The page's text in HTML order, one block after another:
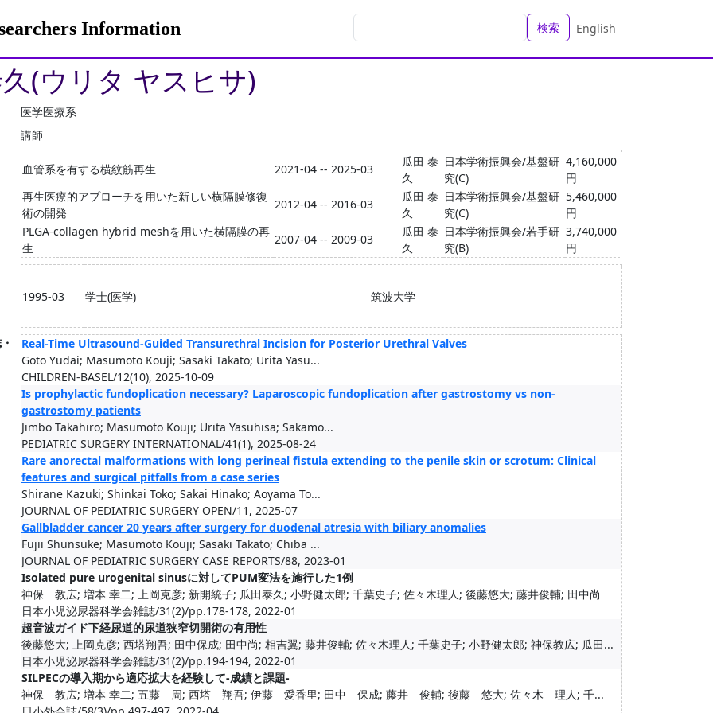
Information 検索 English
(ウリタ ヤスヒサ)
医学医療系
講師
血管系を有する横紋筋再生 2021-04 -- 2025-03
瓜田 泰
久
日本学術振興会/基盤研
究(C)
4,160,000
円
再生医療的アプローチを用いた新しい横隔膜修復
術の開発
2012-04 -- 2016-03
瓜田 泰
久
日本学術振興会/基盤研
究(C)
5,460,000
円
PLGA-collagen hybrid meshを用いた横隔膜の再
生
2007-04 -- 2009-03
瓜田 泰
久
日本学術振興会/若手研
究(B)
3,740,000
円
1995-03
学士(医学) 筑波大学
Real-Time Ultrasound-Guided Transurethral Incision for Posterior Urethral Valves
Goto Yudai; Masumoto Kouji; Sasaki Takato; Urita Yasu...
CHILDREN-BASEL/12(10), 2025-10-09
Is prophylactic fundoplication necessary? Laparoscopic fundoplication after gastrostomy vs non-
gastrostomy patients
Jimbo Takahiro; Masumoto Kouji; Urita Yasuhisa; Sakamo...
PEDIATRIC SURGERY INTERNATIONAL/41(1), 2025-08-24
Rare anorectal malformations with long perineal fistula extending to the penile skin or scrotum: Clinical
features and surgical pitfalls from a case series
Shirane Kazuki; Shinkai Toko; Sakai Hinako; Aoyama To...
JOURNAL OF PEDIATRIC SURGERY OPEN/11, 2025-07
Gallbladder cancer 20 years after surgery for duodenal atresia with biliary anomalies
Fujii Shunsuke; Masumoto Kouji; Sasaki Takato; Chiba ...
JOURNAL OF PEDIATRIC SURGERY CASE REPORTS/88, 2023-01
Isolated pure urogenital sinusに対してPUM変法を施行した1例
神保 教広; 増本 幸二; 上岡克彦; 新開統子; 瓜田泰久; 小野健太郎; 千葉史子; 佐々木理人; 後藤悠大; 藤井俊輔; 田中尚
日本小児泌尿器科学会雑誌/31(2)/pp.178-178, 2022-01
超音波ガイド下経尿道的尿道狭窄切開術の有用性
後藤悠大; 上岡克彦; 西塔翔吾; 田中保成; 田中尚; 相吉翼; 藤井俊輔; 佐々木理人; 千葉史子; 小野健太郎; 神保教広; 瓜田...
日本小児泌尿器科学会雑誌/31(2)/pp.194-194, 2022-01
SILPECの導入期から適応拡大を経験して-成績と課題-
神保 教広; 増本 幸二; 五藤 周; 西塔 翔吾; 伊藤 愛香里; 田中 保成; 藤井 俊輔; 後藤 悠大; 佐々木 理人; 千...